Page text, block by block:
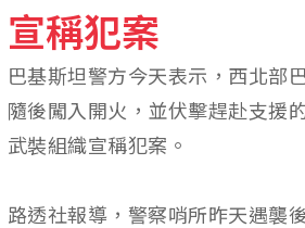
首任中國金監總局長李
宣稱犯案
巴基斯坦警方今天表示，西北部
隨後闖入開火，並伏擊趕赴支援
武裝組織宣稱犯案。
路透社報導，警察哨所昨天遇襲